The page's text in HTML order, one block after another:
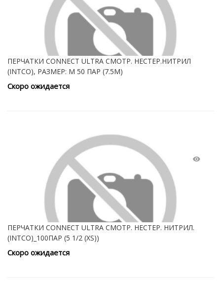
ПЕРЧАТКИ CONNECT ULTRA СМОТР. НЕСТЕР.НИТРИЛ
(INTCO), РАЗМЕР: M 50 ПАР (7.5M)
Скоро ожидается
ПЕРЧАТКИ CONNECT ULTRA СМОТР. НЕСТЕР. НИТРИЛ.
(INTCO)_100ПАР (5 1/2 (XS))
Скоро ожидается